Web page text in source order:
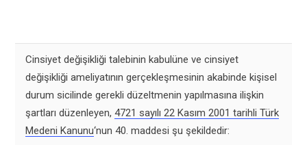
Cinsiyet değişikliği talebinin kabulüne ve cinsiyet
değişikliği ameliyatının gerçekleşmesinin akabinde kişisel
durum sicilinde gerekli düzeltmenin yapılmasına ilişkin
şartları düzenleyen, 4721 sayılı 22 Kasım 2001 tarihli Türk
Medeni Kanunu‘nun 40. maddesi şu şekildedir: